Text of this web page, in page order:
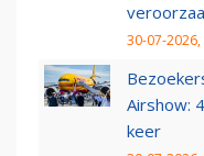
30-07-2026,
Airshow:
keer